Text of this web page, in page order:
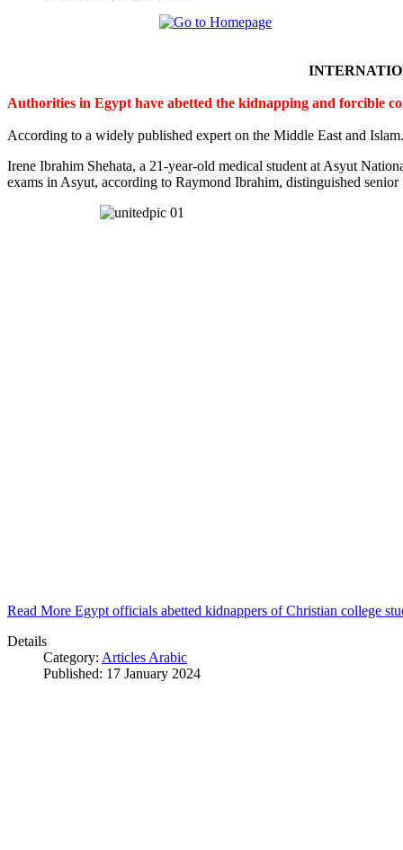
Authorities in Egypt have abetted the kidnapping and forcible
According to a widely published expert on the Middle East and Islam.
Irene Ibrahim Shehata, a 21-year-old medical student at Asyut
exams in Asyut, according to Raymond Ibrahim, distinguished
Read More Egypt officials abetted kidnappers of Christian college
Details
Category: Articles Arabic
Published: 17 January 2024